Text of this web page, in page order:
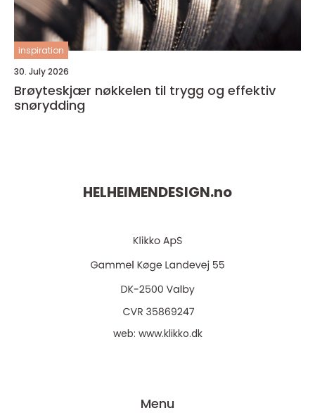
inspiration
30. July 2026
Brøyteskjær nøkkelen til trygg og effektiv
snørydding
HELHEIMENDESIGN.no
web: www.klikko.dk
Menu